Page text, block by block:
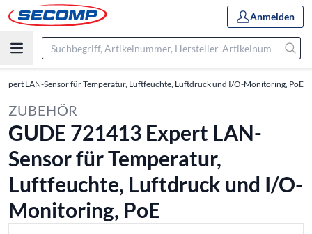
Anmelden
LAN-Sensor für Temperatur, Luftfeuchte, Luftdruck und I/O-Monitoring, PoE
ZUBEHÖR
GUDE 721413 Expert LAN-
Sensor für Temperatur,
Luftfeuchte, Luftdruck und I/O-
Monitoring, PoE